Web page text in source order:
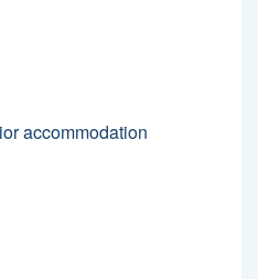
accommodation